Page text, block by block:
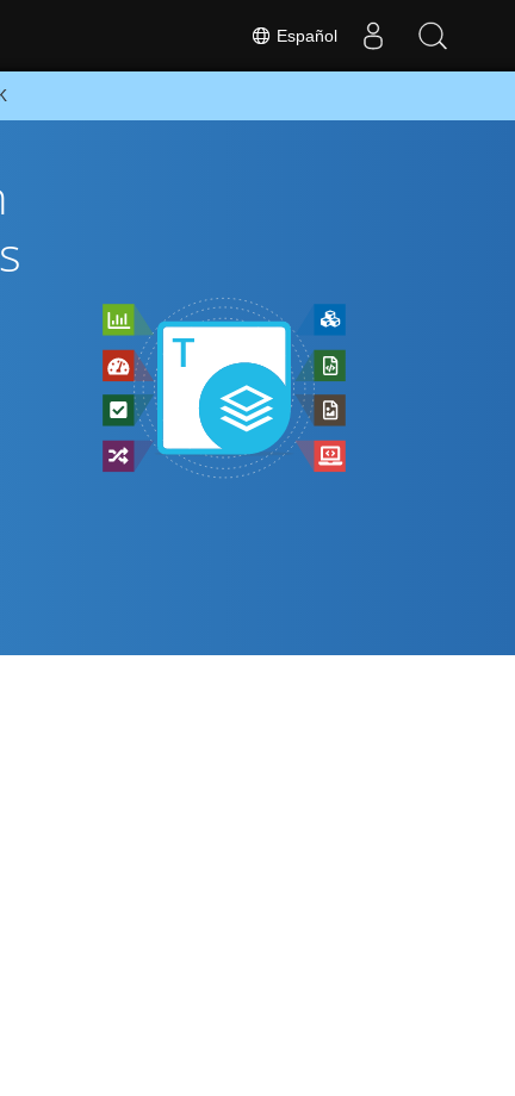
Español